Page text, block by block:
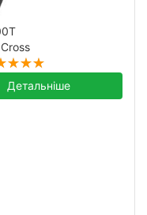
Детальніше